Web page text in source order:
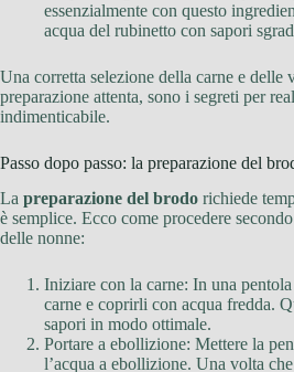
essenzialmente con questo
acqua del rubinetto con sapori
Una corretta selezione della carne e delle
preparazione attenta, sono i segreti per
indimenticabile.
Passo dopo passo: la preparazione del
La preparazione del brodo richiede
è semplice. Ecco come procedere
delle nonne:
Iniziare con la carne: In una
carne e coprirli con acqua fredda.
sapori in modo ottimale.
Portare a ebollizione: Mettere la
l’acqua a ebollizione. Una volta